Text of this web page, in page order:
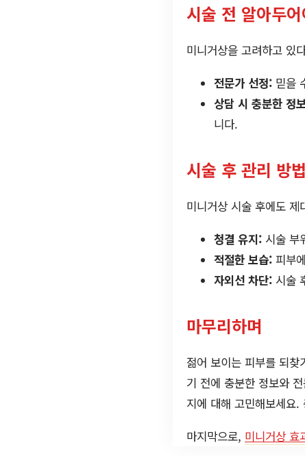
시술 전 알아두
미니거상을 고려하고 있
전문가 선정: 믿을
상담 시 충분한 정
니다.
시술 후 관리 방법
미니거상 시술 후에도
청결 유지: 시술 부
적절한 보습: 피부
자외선 차단: 시술
마무리하며
젊어 보이는 피부를 되
기 전에 충분한 정보와
지에 대해 고민해보세요
마지막으로, 미니거상 효